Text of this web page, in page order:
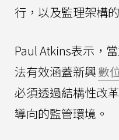
行，以及監理架構
Paul Atkins表示，
法有效涵蓋新興數
必須透過結構性改
導向的監管環境。